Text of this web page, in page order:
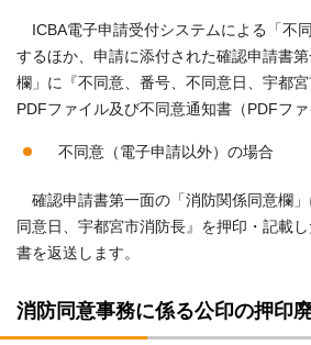
ICBA電子申請受付システムによる「不
するほか、申請に添付された確認申請書
欄」に『不同意、番号、不同意日、宇都
PDFファイル及び不同意通知書（PDFファ
不同意（電子申請以外）の場合
確認申請書第一面の「消防関係同意欄
同意日、宇都宮市消防長』を押印・記載
書を返送します。
消防同意事務に係る公印の押印